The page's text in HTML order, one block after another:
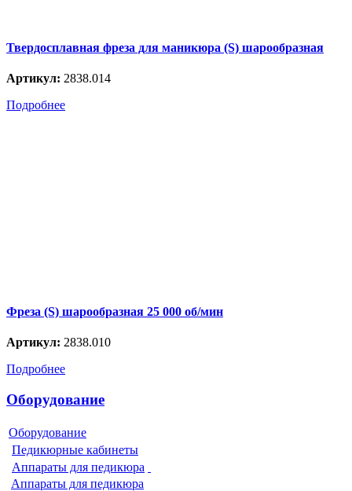
Твердосплавная фреза для маникюра (S) шарообразная
Артикул: 2838.014
Подробнее
Фреза (S) шарообразная 25 000 об/мин
Артикул: 2838.010
Подробнее
Оборудование
Оборудование
Педикюрные кабинеты
Аппараты для педикюра
Аппараты для педикюра